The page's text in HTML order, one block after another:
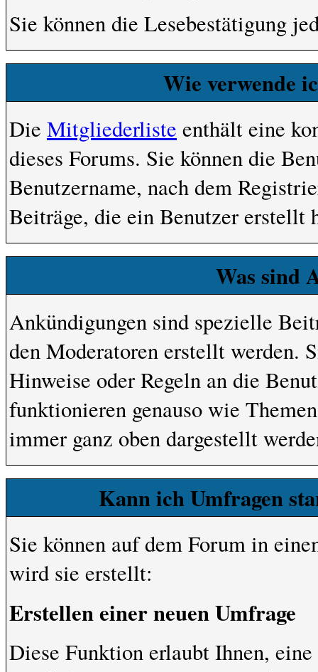
Sie können die Lesebestätigung
Wie verwende
Die Mitgliederliste enthält eine
dieses Forums. Sie können die
Benutzername, nach dem
Beiträge, die ein Benutzer erstellt
Was sind
Ankündigungen sind spezielle
den Moderatoren erstellt werden.
Hinweise oder Regeln an die
funktionieren genauso wie
immer ganz oben dargestellt
Kann ich Umfragen
Sie können auf dem Forum in
wird sie erstellt:
Erstellen einer neuen Umfrage
Diese Funktion erlaubt Ihnen,